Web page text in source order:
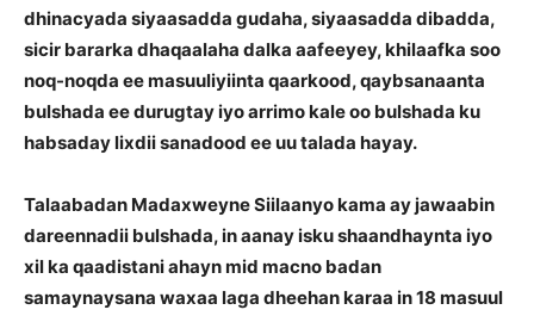
dhinacyada siyaasadda gudaha, siyaasadda dibadda,
sicir bararka dhaqaalaha dalka aafeeyey, khilaafka soo
noq-noqda ee masuuliyiinta qaarkood, qaybsanaanta
bulshada ee durugtay iyo arrimo kale oo bulshada ku
habsaday lixdii sanadood ee uu talada hayay.
Talaabadan Madaxweyne Siilaanyo kama ay jawaabin
dareennadii bulshada, in aanay isku shaandhaynta iyo
xil ka qaadistani ahayn mid macno badan
samaynaysana waxaa laga dheehan karaa in 18 masuul